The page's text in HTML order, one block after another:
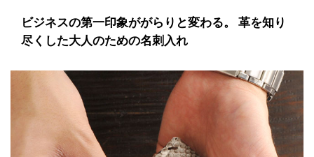
ビジネスの第一印象ががらりと変わる。 革を知り
尽くした大人のための名刺入れ